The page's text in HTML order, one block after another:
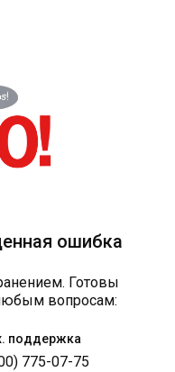
ошибка
Готовы
вопросам:
поддержка
775-07-75